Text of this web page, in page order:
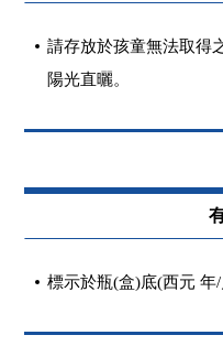
請存放於孩童無法取得
陽光直曬。
標示於瓶(盒)底(西元 年